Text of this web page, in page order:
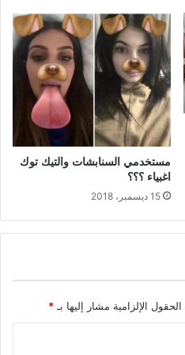
مستخدمي السنابشات والتيك توك
اغبياء ؟؟؟
15 ديسمبر، 2018
الحقول الإلزامية مشار إليها بـ*